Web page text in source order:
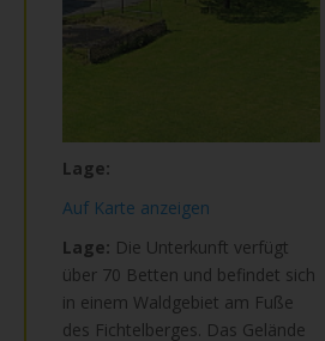
Lage:
Auf Karte anzeigen
Lage: Die Unterkunft verfügt
über 70 Betten und befindet sich
in einem Waldgebiet am Fuße
des Fichtelberges. Das Gelände